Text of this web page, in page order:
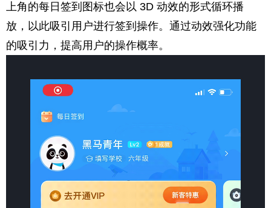
上角的每日签到图标也会以 3D 动效的形式循环播
放，以此吸引用户进行签到操作。通过动效强化功能
的吸引力，提高用户的操作概率。